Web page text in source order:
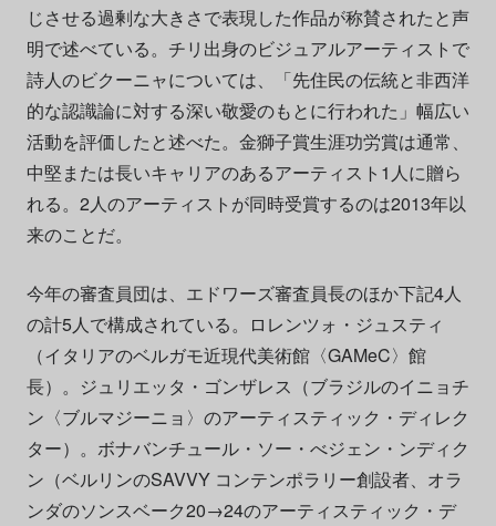
じさせる過剰な大きさで表現した作品が称賛されたと声
明で述べている。チリ出身のビジュアルアーティストで
詩人のビクーニャについては、「先住民の伝統と非西洋
的な認識論に対する深い敬愛のもとに行われた」幅広い
活動を評価したと述べた。金獅子賞生涯功労賞は通常、
中堅または長いキャリアのあるアーティスト1人に贈ら
れる。2人のアーティストが同時受賞するのは2013年以
来のことだ。
今年の審査員団は、エドワーズ審査員長のほか下記4人
の計5人で構成されている。ロレンツォ・ジュスティ
（イタリアのベルガモ近現代美術館〈GAMeC〉館
長）。ジュリエッタ・ゴンザレス（ブラジルのイニョチ
ン〈ブルマジーニョ〉のアーティスティック・ディレク
ター）。ボナバンチュール・ソー・べジェン・ンディク
ン（ベルリンのSAVVY コンテンポラリー創設者、オラ
ンダのソンスベーク20→24のアーティスティック・デ